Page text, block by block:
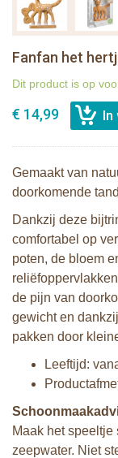
Fanfan het
Dit product is op
€ 14,99
Gemaakt van
doorkomende
Dankzij deze
comfortabel op
poten, de bloem
de pijn van
gewicht en
pakken door
Leeftijd:
Maak het
zeepwater. Niet